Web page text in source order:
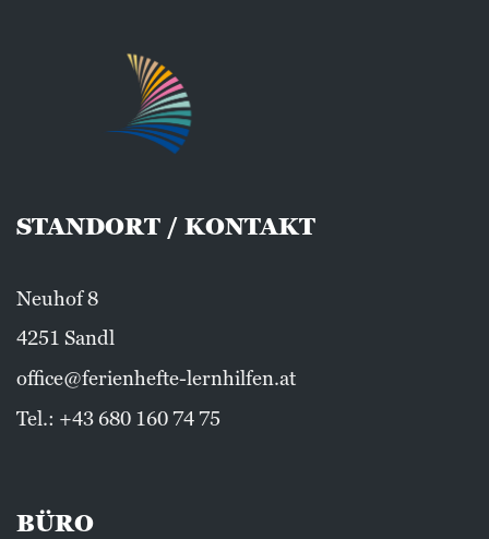
STANDORT / KONTAKT
Neuhof 8
4251 Sandl
office@ferienhefte-lernhilfen.at
Tel.: +43 680 160 74 75
BÜRO